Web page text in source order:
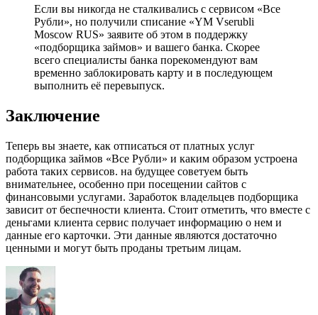
Если вы никогда не сталкивались с сервисом «Все
Рубли», но получили списание «YM Vserubli
Moscow RUS» заявите об этом в поддержку
«подборщика займов» и вашего банка. Скорее
всего специалисты банка порекомендуют вам
временно заблокировать карту и в последующем
выполнить её перевыпуск.
Заключение
Теперь вы знаете, как отписаться от платных услуг
подборщика займов «Все Рубли» и каким образом устроена
работа таких сервисов. на будущее советуем быть
внимательнее, особенно при посещении сайтов с
финансовыми услугами. Заработок владельцев подборщика
зависит от беспечности клиента. Стоит отметить, что вместе с
деньгами клиента сервис получает информацию о нем и
данные его карточки. Эти данные являются достаточно
ценными и могут быть проданы третьим лицам.